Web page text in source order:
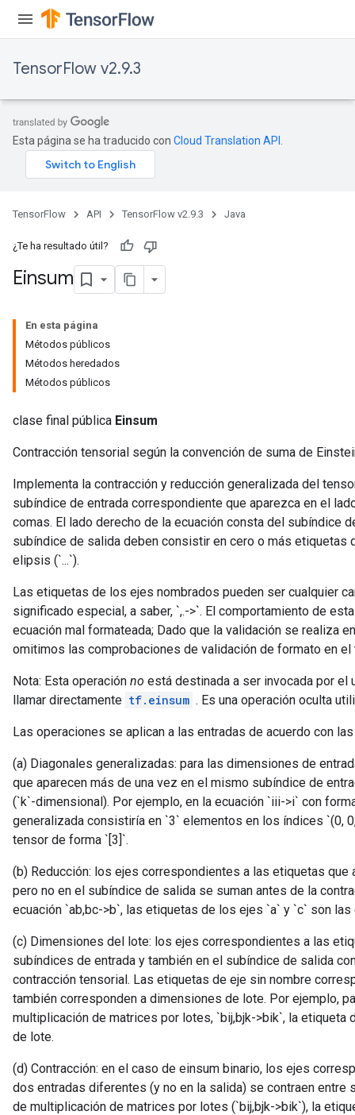
TensorFlow v2.9.3
Esta página se ha traducido con Cloud Translation API
TensorFlow API TensorFlow v2.9.3 Java
¿Te ha resultado útil?
Einsum
En esta página
Métodos públicos
Métodos heredados
Métodos públicos
clase final pública Einsum
Contracción tensorial según la convención de suma de
Implementa la contracción y reducción generalizada del
subíndice de entrada correspondiente que aparezca en el
comas. El lado derecho de la ecuación consta del subíndice
subíndice de salida deben consistir en cero o más etiquetas
elipsis (`...`).
Las etiquetas de los ejes nombrados pueden ser cualquier
significado especial, a saber, `,.->`. El comportamiento de
ecuación mal formateada; Dado que la validación se realiza
omitimos las comprobaciones de validación de formato en el
Nota: Esta operación no está destinada a ser invocada por el
llamar directamente tf.einsum . Es una operación oculta
Las operaciones se aplican a las entradas de acuerdo con
(a) Diagonales generalizadas: para las dimensiones de
que aparecen más de una vez en el mismo subíndice de
(`k`-dimensional). Por ejemplo, en la ecuación `iii->i` con
generalizada consistiría en `3` elementos en los índices `(0,
tensor de forma `[3]`.
(b) Reducción: los ejes correspondientes a las etiquetas que
pero no en el subíndice de salida se suman antes de la
ecuación `ab,bc->b`, las etiquetas de los ejes `a` y `c` son
(c) Dimensiones del lote: los ejes correspondientes a las
subíndices de entrada y también en el subíndice de salida
contracción tensorial. Las etiquetas de eje sin nombre
también corresponden a dimensiones de lote. Por ejemplo,
multiplicación de matrices por lotes, `bij,bjk->bik`, la etiqueta
de lote.
(d) Contracción: en el caso de einsum binario, los ejes
dos entradas diferentes (y no en la salida) se contraen entre
de multiplicación de matrices por lotes (`bij,bjk->bik`), la